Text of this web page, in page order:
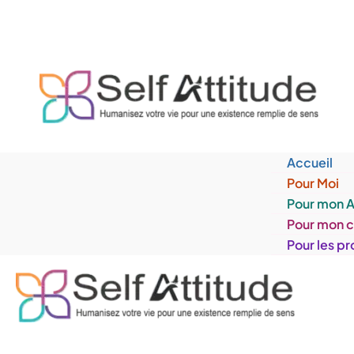
Accueil
Pour Moi
Pour mon
Pour mon
Pour les